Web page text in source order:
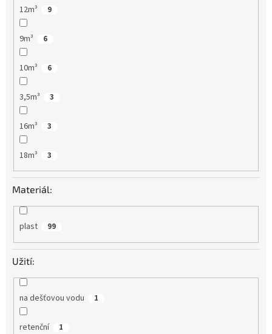
12m³ 9
9m³ 6
10m³ 6
3,5m³ 3
16m³ 3
18m³ 3
Materiál:
plast 99
Užití:
na dešťovou vodu 1
retenční 1